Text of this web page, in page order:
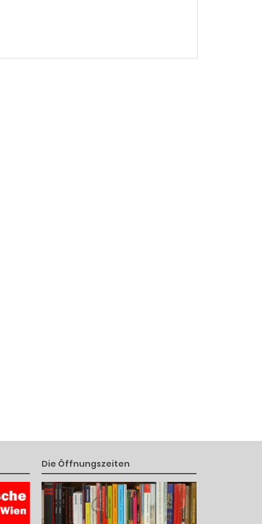
Die Öffnungszeiten